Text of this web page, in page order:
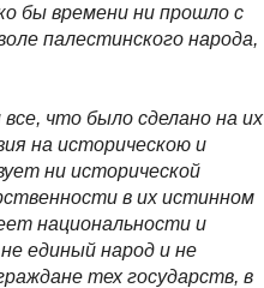
бы времени ни прошло с
палестинского народа,
что было сделано на их
на историческою и
ни исторической
в их истинном
национальности и
единый народ и не
тех государств, в